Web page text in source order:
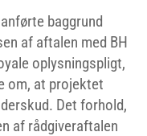
baggrund
af aftalen med BH
oplysningspligt,
om, at projektet
Det forhold,
af rådgiveraftalen